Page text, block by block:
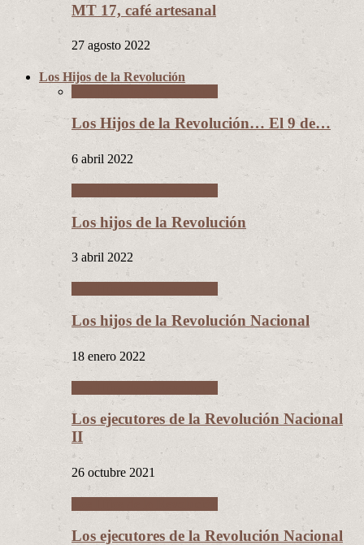
MT 17, café artesanal
27 agosto 2022
Los Hijos de la Revolución
Los Hijos de la Revolución… El 9 de…
6 abril 2022
Los hijos de la Revolución
3 abril 2022
Los hijos de la Revolución Nacional
18 enero 2022
Los ejecutores de la Revolución Nacional
II
26 octubre 2021
Los ejecutores de la Revolución Nacional